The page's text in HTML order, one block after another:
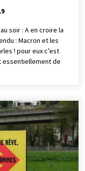
soir : A en croire la
: Macron et les
! pour eux c’est
essentiellement de